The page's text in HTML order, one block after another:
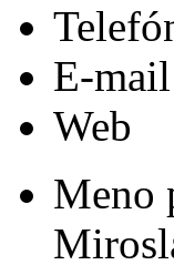
E-mail
Web
Meno